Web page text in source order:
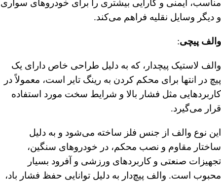
مناسب، ایمنی و کارایی بیشتری را برای خودروهای سواری
و دیگر وسایل نقلیه فراهم می‌کند.
والف پیچی:
والف لاستیک پیچدار، که به دلیل طراحی خاص دارای یک
پیچ در انتها برای محکم کردن به رینگ تایر است، معمولاً در
کاربردهایی مثل فشار بالا و شرایط سخت مورد استفاده
قرار می‌گیرد.
این نوع والف از جنس فلز ساخته می‌شود و به دلیل
ساختار مقاوم و نصب محکم، در خودروهای سنگین،
تجهیزات صنعتی و کاربردهای ورزشی و آفرود بسیار
محبوب است. والف پیچ‌دار به دلیل توانایی حفظ فشار باد،